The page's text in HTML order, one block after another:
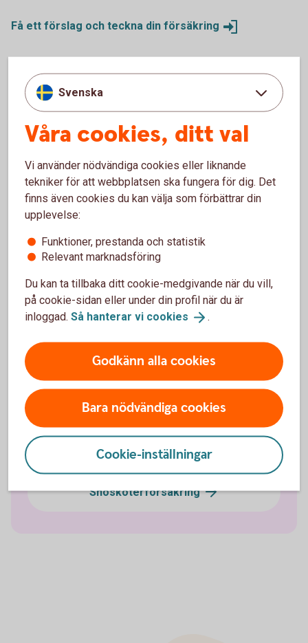
Få ett förslag och teckna din försäkring
Ring oss
Vi hjälper dig gärna att teckna försäkringen över telefon.
Ring 0771-22 11 22 och skaffa husbilsförsäkring
Fordonsförsäkringar
Bilförsäkring
Husvagnsförsäkring
Släpvagnsförsäkring
Snöskoterförsäkring
Svenska
Våra cookies, ditt val
Vi använder nödvändiga cookies eller liknande
tekniker för att webbplatsen ska fungera för dig. Det
finns även cookies du kan välja som förbättrar din
upplevelse:
Funktioner, prestanda och statistik
Relevant marknadsföring
Du kan ta tillbaka ditt cookie-medgivande när du vill,
på cookie-sidan eller under din profil när du är
inloggad. Så hanterar vi cookies .
Godkänn alla cookies
Bara nödvändiga cookies
Cookie-inställningar